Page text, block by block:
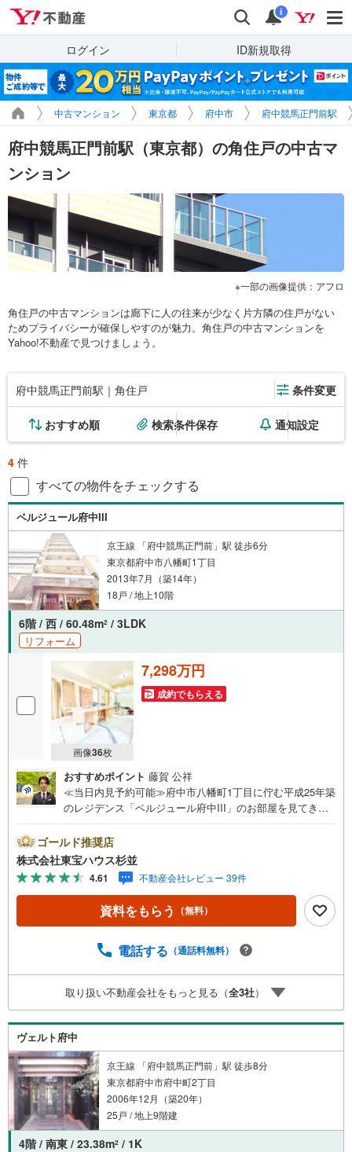
検索 通知
i
ログイン ID新規取得
中古マンション 東京都 府中市 府中競馬正門前駅
府中競馬正門前駅（東京都）の角住戸の中古マ
ンション
一部の画像提供：アフロ
角住戸の中古マンションは廊下に人の往来が少なく片方隣の住戸がない
ためプライバシーが確保しやすのが魅力。角住戸の中古マンションを
Yahoo!不動産で見つけましょう。
府中競馬正門前駅｜角住戸 条件変更
おすすめ順 検索条件保存 通知設定
4 件
すべての物件をチェックする
ベルジュール府中III
京王線 「府中競馬正門前」駅 徒歩6分
東京都府中市八幡町1丁目
2013年7月（築14年）
18戸 / 地上10階
6階 / 西 / 60.48m2 / 3LDK
リフォーム
画像36枚
7,298万円
成約でもらえる
おすすめポイント 藤賀 公祥
≪当日内見予約可能≫府中市八幡町1丁目に佇む平成25年築
のレジデンス「ベルジュール府中III」のお部屋を見てきま
ら歩いてわずか3分という圧倒的な駅チカの快適さです。特
急停車駅であり、駅周辺の多彩な商業施設をまるで自分の
庭のように日常使いできる、この上ない生活環境が整って
います。ご紹介するお部屋は、10階建の6階部分に位置する
「南西角部屋」です。角部屋ならではの多面採光により、
室内には明るい陽光がたっぷりと差し込み、風通しも大変
0.48平米の使い勝手の良い3LDKプランで、各洋室にクロー
回りや内装を一新する新規リノベーションが施され、新築
さながらの美しさに生まれ変わります。業界水準となる
「最長20年のアフターサービス保証」が付帯しているた
め、お引き渡し後も大きな安心が続きます。ペットの飼育
も可能（細則有）ですので、大切な家族であるペットと一
緒に、この素晴らしい立地で新生活をスタートしません
か？
ゴールド推奨店
株式会社東宝ハウス杉並
4.61 不動産会社レビュー 39件
資料をもらう （無料）
電話する （通話料無料）
取り扱い不動産会社をもっと見る（全3社）
ヴェルト府中
京王線 「府中競馬正門前」駅 徒歩8分
東京都府中市府中町2丁目
2006年12月（築20年）
25戸 / 地上9階建
4階 / 南東 / 23.38m2 / 1K